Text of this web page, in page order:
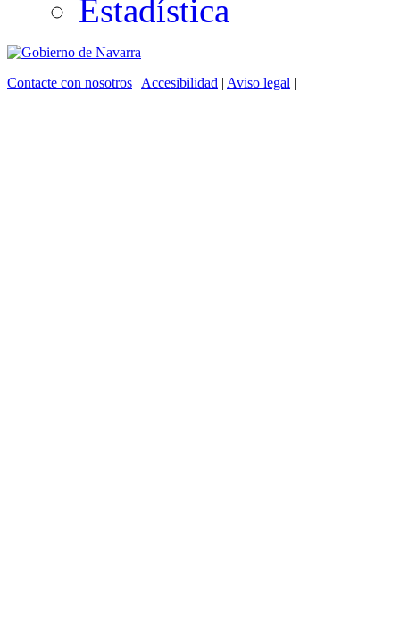
Estadística
Contacte con nosotros | Accesibilidad | Aviso legal |